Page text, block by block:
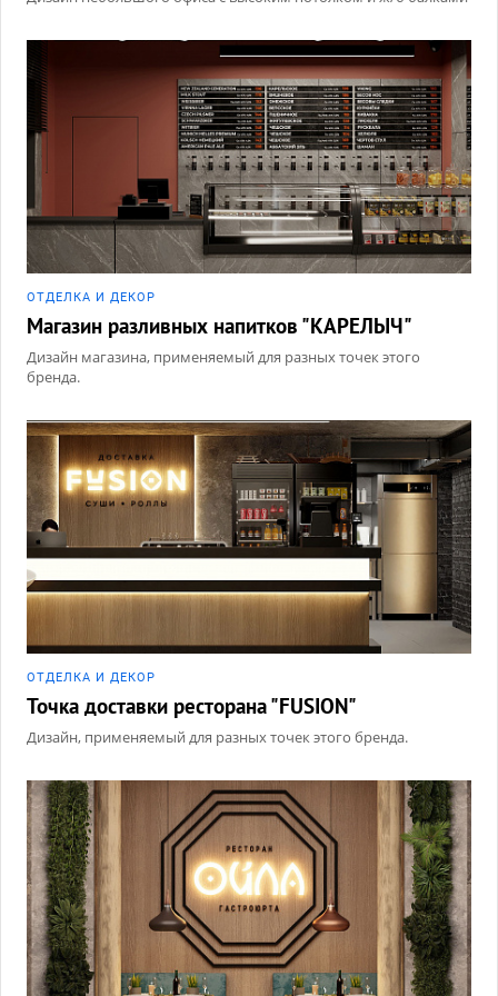
ОТДЕЛКА И ДЕКОР
Магазин разливных напитков "КАРЕЛЫЧ"
Дизайн магазина, применяемый для разных точек этого
бренда.
ОТДЕЛКА И ДЕКОР
Точка доставки ресторана "FUSION"
Дизайн, применяемый для разных точек этого бренда.